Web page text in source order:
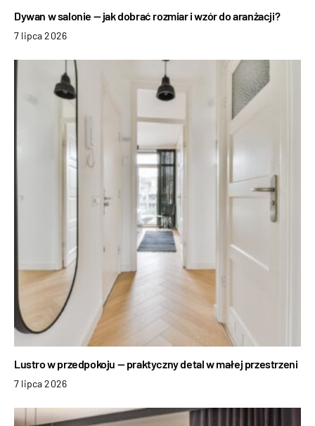
Dywan w salonie — jak dobrać rozmiar i wzór do aranżacji?
7 lipca 2026
Lustro w przedpokoju — praktyczny detal w małej przestrzeni
7 lipca 2026